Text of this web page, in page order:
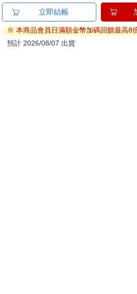
已拆封之個人衛生用品。（如
若非上列種類商品，均享有到貨7天
日）。
立即結帳
※ 本商品會員日滿額金幣加碼回饋最高8
預計 2026/08/07 出貨